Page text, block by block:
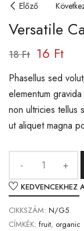
Előző
Versatile
18Ft 16 Ft
Phasellus sed
elementum
non ultricies tellus
ut aliquet magna
KEDVENCEKHEZ
CIKKSZÁM: N/G5
CÍMKÉK: fruit, organic